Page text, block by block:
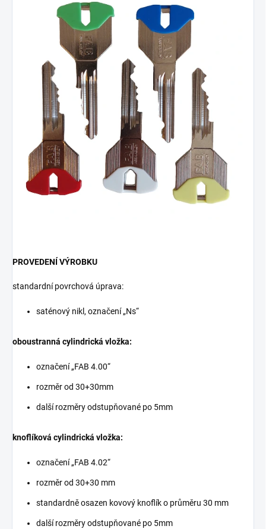
PROVEDENÍ VÝROBKU
standardní povrchová úprava:
saténový nikl, označení „Ns“
oboustranná cylindrická vložka:
označení „FAB 4.00“
rozměr od 30+30mm
další rozměry odstupňované po 5mm
knoflíková cylindrická vložka:
označení „FAB 4.02“
rozměr od 30+30 mm
standardně osazen kovový knoflík o průměru 30 mm
další rozměry odstupňované po 5mm